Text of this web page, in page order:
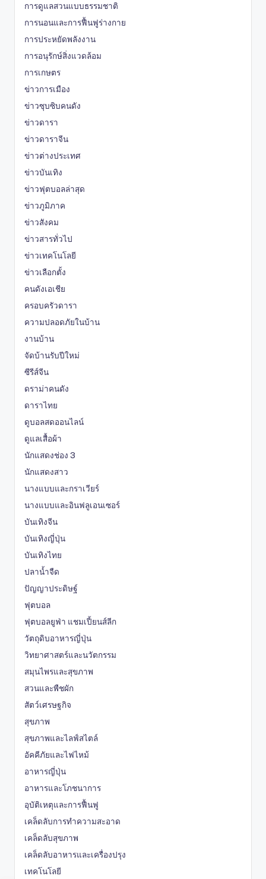
การดูแลสวนแบบธรรมชาติ
การนอนและการฟื้นฟูร่างกาย
การประหยัดพลังงาน
การอนุรักษ์สิ่งแวดล้อม
การเกษตร
ข่าวการเมือง
ข่าวซุบซิบคนดัง
ข่าวดารา
ข่าวดาราจีน
ข่าวต่างประเทศ
ข่าวบันเทิง
ข่าวฟุตบอลล่าสุด
ข่าวภูมิภาค
ข่าวสังคม
ข่าวสารทั่วไป
ข่าวเทคโนโลยี
ข่าวเลือกตั้ง
คนดังเอเชีย
ครอบครัวดารา
ความปลอดภัยในบ้าน
งานบ้าน
จัดบ้านรับปีใหม่
ซีรีส์จีน
ดราม่าคนดัง
ดาราไทย
ดูบอลสดออนไลน์
ดูแลเสื้อผ้า
นักแสดงช่อง 3
นักแสดงสาว
นางแบบและกราเวียร์
นางแบบและอินฟลูเอนเซอร์
บันเทิงจีน
บันเทิงญี่ปุ่น
บันเทิงไทย
ปลาน้ำจืด
ปัญญาประดิษฐ์
ฟุตบอล
ฟุตบอลยูฟ่า แชมเปี้ยนส์ลีก
วัตถุดิบอาหารญี่ปุ่น
วิทยาศาสตร์และนวัตกรรม
สมุนไพรและสุขภาพ
สวนและพืชผัก
สัตว์เศรษฐกิจ
สุขภาพ
สุขภาพและไลฟ์สไตล์
อัคคีภัยและไฟไหม้
อาหารญี่ปุ่น
อาหารและโภชนาการ
อุบัติเหตุและการฟื้นฟู
เคล็ดลับการทำความสะอาด
เคล็ดลับสุขภาพ
เคล็ดลับอาหารและเครื่องปรุง
เทคโนโลยี